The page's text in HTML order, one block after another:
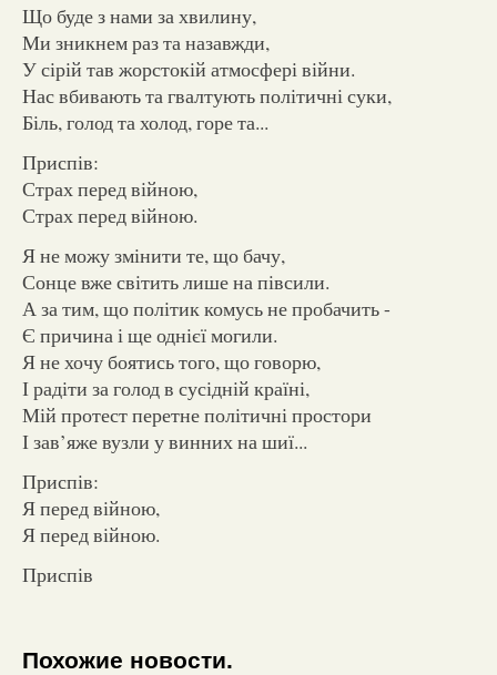
Що буде з нами за хвилину,
Ми зникнем раз та назавжди,
У сірій тав жорстокій атмосфері війни.
Нас вбивають та гвалтують політичні суки,
Біль, голод та холод, горе та...
Приспів:
Страх перед війною,
Страх перед війною.
Я не можу змінити те, що бачу,
Сонце вже світить лише на півсили.
А за тим, що політик комусь не пробачить -
Є причина і ще однієї могили.
Я не хочу боятись того, що говорю,
І радіти за голод в сусідній країні,
Мій протест перетне політичні простори
І зав’яже вузли у винних на шиї...
Приспів:
Я перед війною,
Я перед війною.
Приспів
Похожие новости.